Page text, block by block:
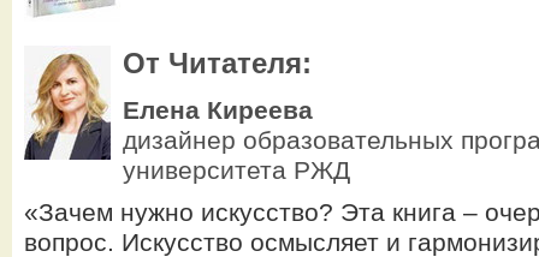
От Читателя:
Елена Киреева
дизайнер образовательных
университета РЖД
«Зачем нужно искусство? Эта книга –
вопрос. Искусство осмысляет и